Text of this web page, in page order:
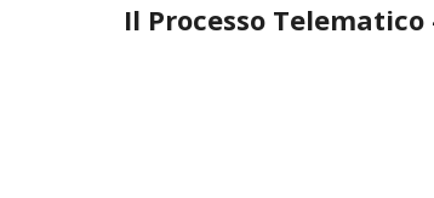
Il Processo